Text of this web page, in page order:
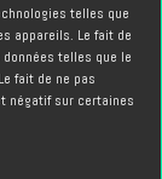
telles que
appareils. Le fait de
telles que le
fait de ne pas
négatif sur certaines
: